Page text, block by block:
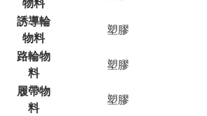
物料
誘導輪
物料
塑膠
路輪物
料
塑膠
履帶物
料
塑膠